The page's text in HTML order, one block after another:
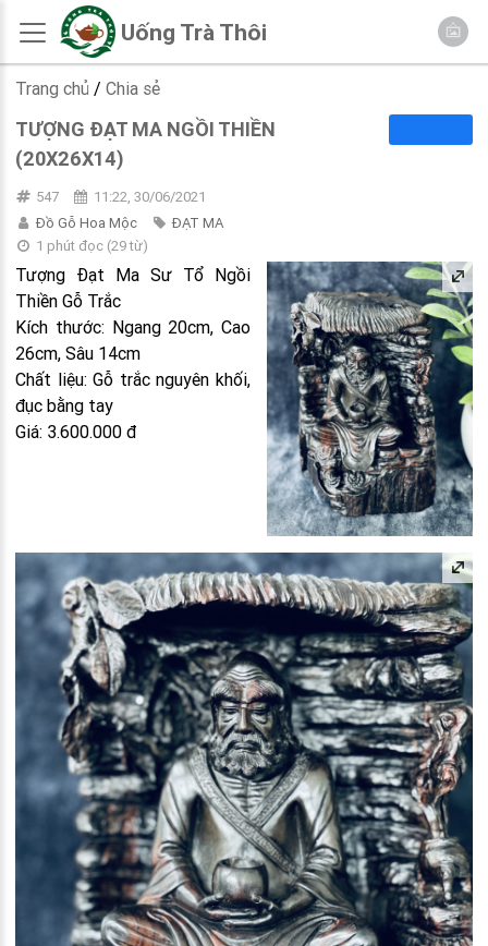
Uống Trà Thôi
Trang chủ / Chia sẻ
TƯỢNG ĐẠT MA NGỒI THIỀN
(20X26X14)
547
11:22, 30/06/2021
Đồ Gỗ Hoa Mộc
ĐẠT MA
1 phút đọc(29từ)
Tượng Đạt Ma Sư Tổ Ngồi
Thiền Gỗ Trắc
Kích thước: Ngang 20cm, Cao
26cm, Sâu 14cm
Chất liệu: Gỗ trắc nguyên khối,
đục bằng tay
Giá: 3.600.000 đ